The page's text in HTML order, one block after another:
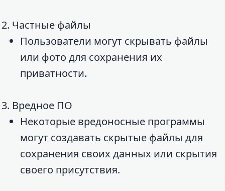
Частные файлы
Пользователи могут скрывать файлы
или фото для сохранения их
приватности.
Вредное ПО
Некоторые вредоносные программы
могут создавать скрытые файлы для
сохранения своих данных или скрытия
своего присутствия.